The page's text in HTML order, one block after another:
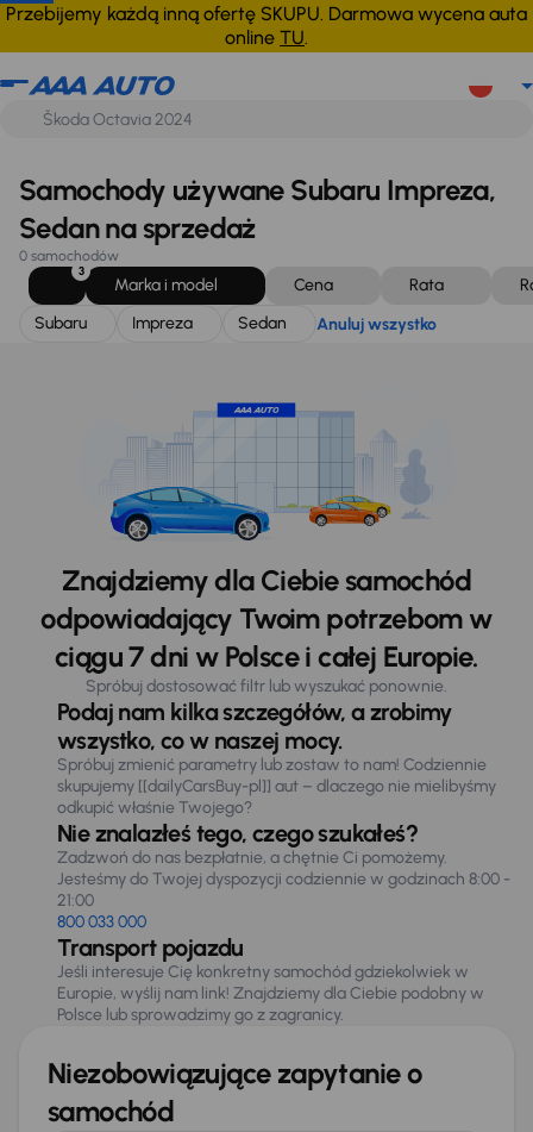
Przebijemy każdą inną ofertę SKUPU. Darmowa wycena auta
online TU.
Subaru Impreza Sedan Anuluj wszystko
Samochody używane Subaru Impreza,
Sedan na sprzedaż
0 samochodów
3
Marka i model Cena Rata
Subaru
Impreza Sedan Anuluj wszystko
Znajdziemy dla Ciebie samochód
odpowiadający Twoim potrzebom w
ciągu 7 dni w Polsce i całej Europie.
Spróbuj dostosować filtr lub wyszukać ponownie.
Podaj nam kilka szczegółów, a zrobimy
wszystko, co w naszej mocy.
Spróbuj zmienić parametry lub zostaw to nam! Codziennie
skupujemy [[dailyCarsBuy-pl]] aut – dlaczego nie mielibyśmy
odkupić właśnie Twojego?
Nie znalazłeś tego, czego szukałeś?
Zadzwoń do nas bezpłatnie, a chętnie Ci pomożemy.
Jesteśmy do Twojej dyspozycji codziennie w godzinach 8:00 -
21:00
800 033 000
Transport pojazdu
Jeśli interesuje Cię konkretny samochód gdziekolwiek w
Europie, wyślij nam link! Znajdziemy dla Ciebie podobny w
Polsce lub sprowadzimy go z zagranicy.
Niezobowiązujące zapytanie o
samochód